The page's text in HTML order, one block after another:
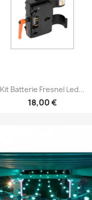
Vorschau
Kit Batterie Fresnel Led...
18,00 €